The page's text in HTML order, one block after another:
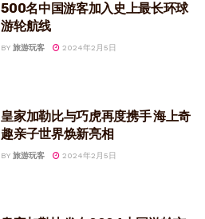
500名中国游客加入史上最长环球
游轮航线
BY 旅游玩客 2024年2月5日
皇家加勒比与巧虎再度携手 海上奇
趣亲子世界焕新亮相
BY 旅游玩客 2024年2月5日